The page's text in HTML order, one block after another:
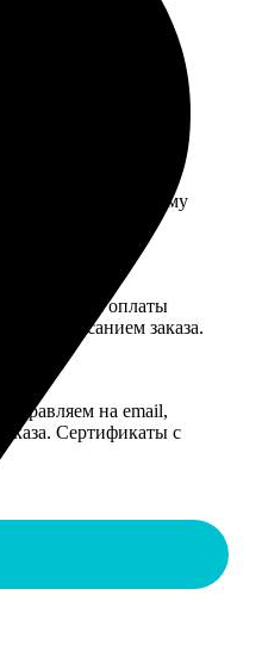
с Вами по указанному
деталей.
После оплаты
с описанием заказа.
на email,
Сертификаты с